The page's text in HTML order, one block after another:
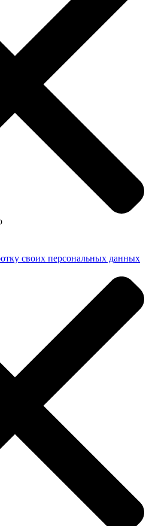
своих персональных данных